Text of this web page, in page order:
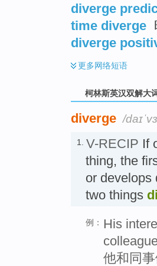
diverge
time diverge
diverge
更多网络短语
柯林斯英汉双解大
diverge /
1. V-RECIP If
thing, the
or develops
two things
例： His
他和同